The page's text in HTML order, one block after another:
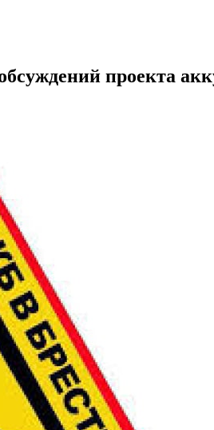
проекта